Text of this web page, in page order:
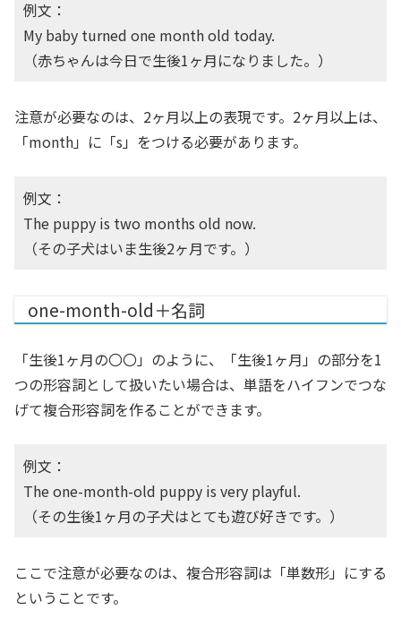
例文：
My baby turned one month old today.
（赤ちゃんは今日で生後1ヶ月になりました。）
注意が必要なのは、2ヶ月以上の表現です。2ヶ月以上は、
「month」に「s」をつける必要があります。
例文：
The puppy is two months old now.
（その子犬はいま生後2ヶ月です。）
one-month-old＋名詞
「生後1ヶ月の〇〇」のように、「生後1ヶ月」の部分を1
つの形容詞として扱いたい場合は、単語をハイフンでつな
げて複合形容詞を作ることができます。
例文：
The one-month-old puppy is very playful.
（その生後1ヶ月の子犬はとても遊び好きです。）
ここで注意が必要なのは、複合形容詞は「単数形」にする
ということです。